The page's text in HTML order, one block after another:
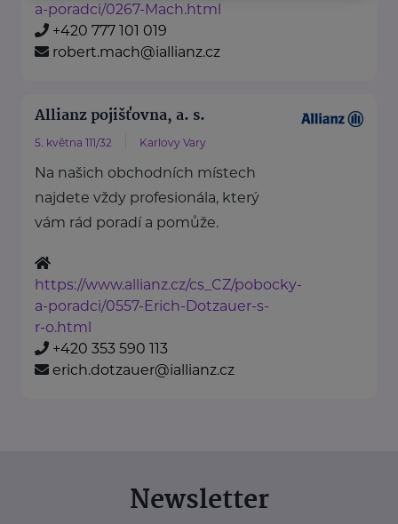
a-poradci/0267-Mach.html
+420 777 101 019
robert.mach@iallianz.cz
Allianz pojišťovna, a. s.
5. května 111/32 Karlovy Vary
Na našich obchodních místech
najdete vždy profesionála, který
vám rád poradí a pomůže.
https://www.allianz.cz/cs_CZ/pobocky-
a-poradci/0557-Erich-Dotzauer-s-
r-o.html
+420 353 590 113
erich.dotzauer@iallianz.cz
Newsletter